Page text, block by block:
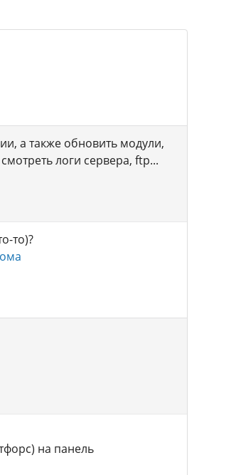
а также обновить модули,
логи сервера, ftp...
то)?
на панель